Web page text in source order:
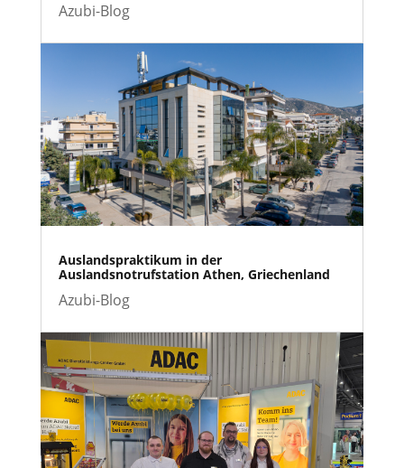
Azubi-Blog
Auslandspraktikum in der
Auslandsnotrufstation Athen, Griechenland
Azubi-Blog